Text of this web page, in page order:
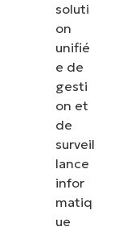
soluti
on
unifié
e de
gesti
on et
de
surveil
lance
infor
matiq
ue